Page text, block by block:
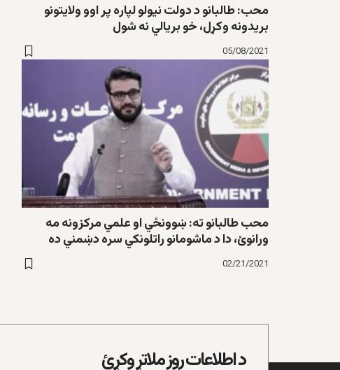
محب: طالبانو د دولت نیولو لپاره پر اوو ولایتونو
بریدونه وکړل، خو بریالي نه شول
05/08/2021
محب طالبانو ته: ښوونځي او علمي مرکزونه مه
ورانوئ، دا د ماشومانو راتلونکي سره دښمني ده
02/21/2021
د اطلاعات روز ملاتړ وکړئ